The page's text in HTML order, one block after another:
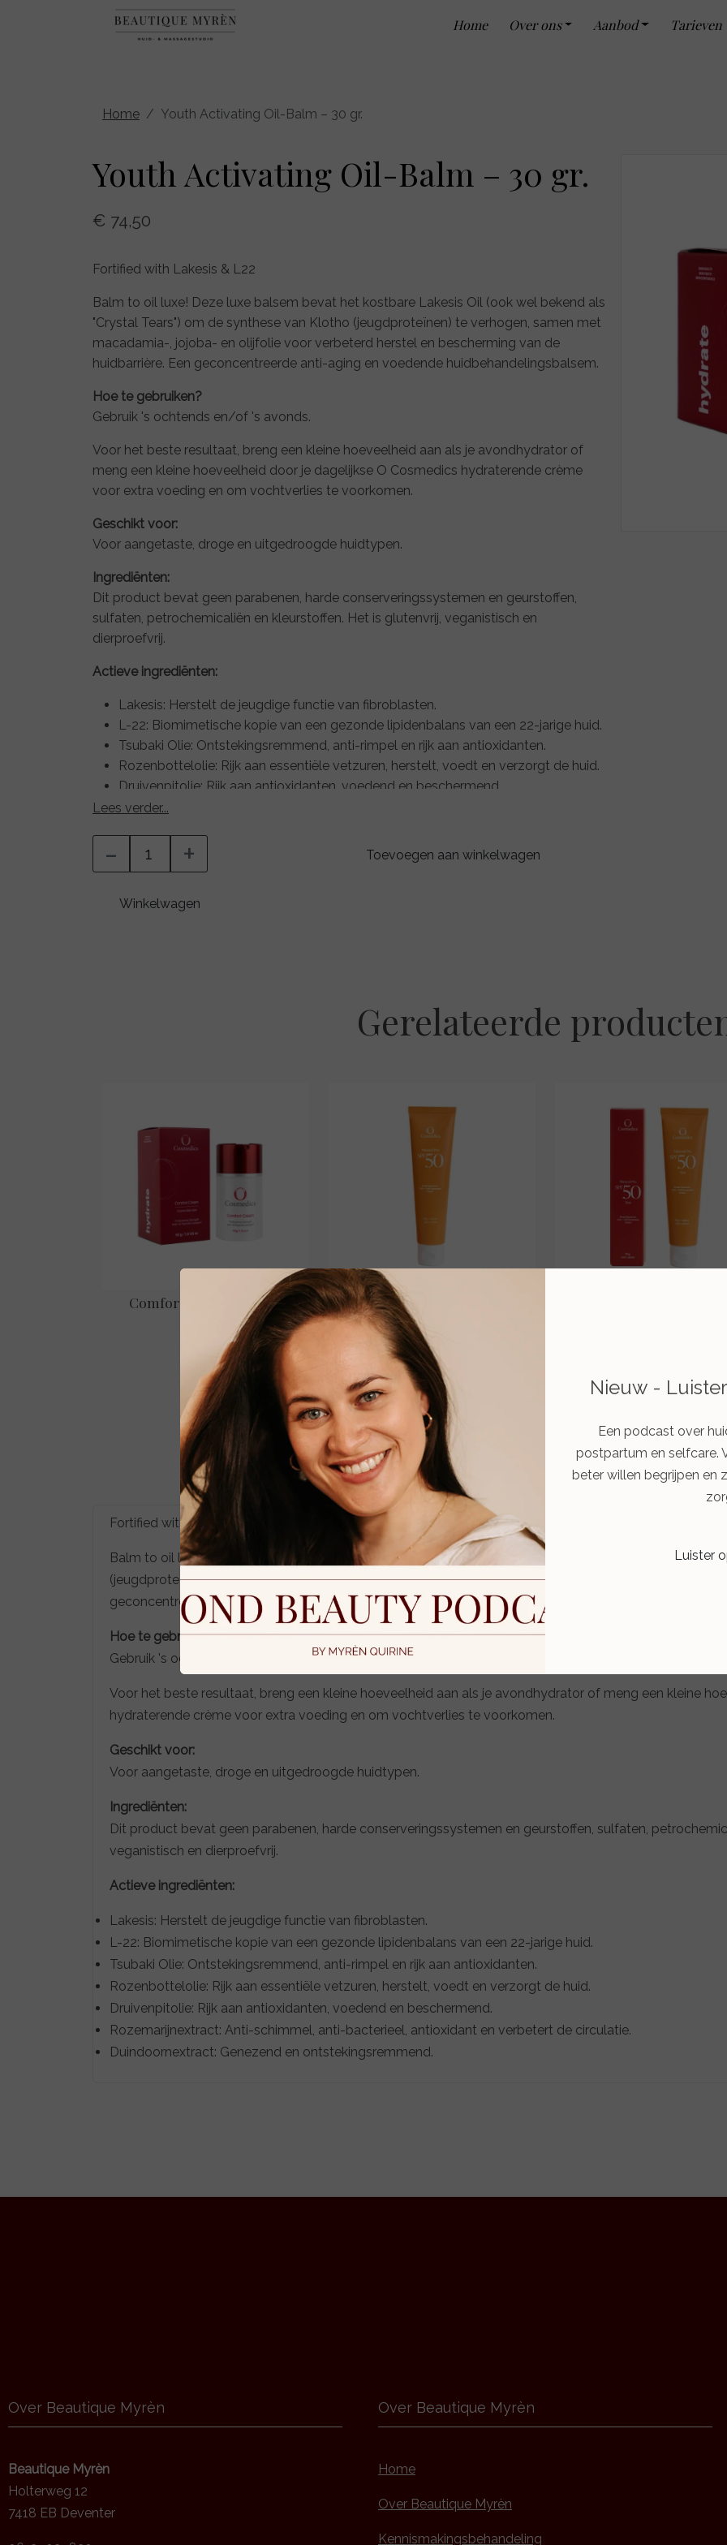
Home Over ons Aanbod Tarieven
Home Youth Activating Oil-Balm – 30 gr.
Youth Activating Oil-Balm – 30 gr.
€ 74,50
Fortified with Lakesis & L22
Balm to oil luxe! Deze luxe balsem bevat het kostbare Lakesis Oil (ook wel bekend als
"Crystal Tears") om de synthese van Klotho (jeugdproteïnen) te verhogen, samen met
macadamia-, jojoba- en olijfolie voor verbeterd herstel en bescherming van de
huidbarrière. Een geconcentreerde anti-aging en voedende huidbehandelingsbalsem.
Hoe te gebruiken?
Gebruik 's ochtends en/of 's avonds.
Voor het beste resultaat, breng een kleine hoeveelheid aan als je avondhydrator of
meng een kleine hoeveelheid door je dagelijkse O Cosmedics hydraterende crème
voor extra voeding en om vochtverlies te voorkomen.
Geschikt voor:
Voor aangetaste, droge en uitgedroogde huidtypen.
Ingrediënten:
Dit product bevat geen parabenen, harde conserveringssystemen en geurstoffen,
sulfaten, petrochemicaliën en kleurstoffen. Het is glutenvrij, veganistisch en
dierproefvrij.
Actieve ingrediënten:
Lakesis: Herstelt de jeugdige functie van fibroblasten.
L-22: Biomimetische kopie van een gezonde lipidenbalans van een 22-jarige huid.
Tsubaki Olie: Ontstekingsremmend, anti-rimpel en rijk aan antioxidanten.
Rozenbottelolie: Rijk aan essentiële vetzuren, herstelt, voedt en verzorgt de huid.
Druivenpitolie: Rijk aan antioxidanten, voedend en beschermend.
Rozemarijnextract: Anti-schimmel, anti-bacterieel, antioxidant en verbetert de
Duindoornextract: Genezend en ontstekingsremmend.
Lees verder...
- + Toevoegen aan winkelwagen
Winkelwagen
Gerelateerde
Comfort Cream – 50 gr.
Bekijken
Mineral Pro SPF 50 Untinted –
€ 54,00
Bekijken
Fortified with Lakesis & L22
Balm to oil luxe! Deze luxe balsem bevat het kostbare Lakesis Oil (ook wel bekend als "Crystal Tears")
(jeugdproteïnen) te verhogen, samen met macadamia-, jojoba- en olijfolie voor verbeterd herstel en
geconcentreerde anti-aging en voedende huidbehandelingsbalsem.
Hoe te gebruiken?
Gebruik 's ochtends en/of 's avonds.
Voor het beste resultaat, breng een kleine hoeveelheid aan als je avondhydrator of meng een kleine
hydraterende crème voor extra voeding en om vochtverlies te voorkomen.
Geschikt voor:
Voor aangetaste, droge en uitgedroogde huidtypen.
Ingrediënten:
Dit product bevat geen parabenen, harde conserveringssystemen en geurstoffen, sulfaten,
veganistisch en dierproefvrij.
Actieve ingrediënten:
Lakesis: Herstelt de jeugdige functie van fibroblasten.
L-22: Biomimetische kopie van een gezonde lipidenbalans van een 22-jarige huid.
Tsubaki Olie: Ontstekingsremmend, anti-rimpel en rijk aan antioxidanten.
Rozenbottelolie: Rijk aan essentiële vetzuren, herstelt, voedt en verzorgt de huid.
Druivenpitolie: Rijk aan antioxidanten, voedend en beschermend.
Rozemarijnextract: Anti-schimmel, anti-bacterieel, antioxidant en verbetert de circulatie.
Duindoornextract: Genezend en ontstekingsremmend.
Over Beautique Myrèn
Beautique Myrèn
Holterweg 12
7418 EB Deventer
Over Beautique Myrèn
Home
Over Beautique Myrèn
Kennismakingsbehandeling
Nieuw -
Een podcast over
postpartum en selfcare.
beter willen begrijpen en
Luister